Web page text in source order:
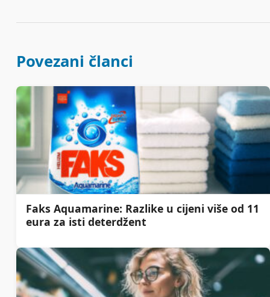
Povezani članci
Faks Aquamarine: Razlike u cijeni više od 11
eura za isti deterdžent